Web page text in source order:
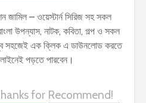
– ওয়েস্টার্ন সিরিজ সহ সকল
উপন্যাস, নাটক, কবিতা, গল্প ও সকল
সহজেই এক ক্লিক এ ডাউনলোড করতে
পড়তে পারবেন।
for Recommend!